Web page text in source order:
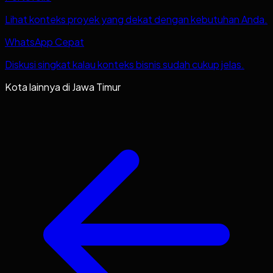
Lihat konteks proyek yang dekat dengan kebutuhan Anda.
WhatsApp Cepat
Diskusi singkat kalau konteks bisnis sudah cukup jelas.
Kota lainnya di Jawa Timur